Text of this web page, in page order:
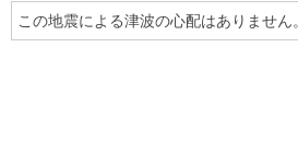
この地震による津波の心配はありません。